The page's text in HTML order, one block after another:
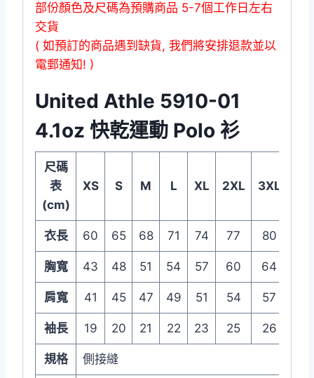
部份顏色及尺碼為預購商品 5-7個工作日左右
交貨
( 如預訂的商品遇到缺貨, 我們將安排退款並以
電郵通知! )
United Athle 5910-01
4.1oz 快乾運動 Polo 衫
尺碼
表
(cm)
XS S M L XL 2XL 3XL
衣長 60 65 68 71 74 77 80
胸寬 43 48 51 54 57 60 64
肩寬 41 45 47 49 51 54 57
袖長 19 20 21 22 23 25 26
規格 側接縫